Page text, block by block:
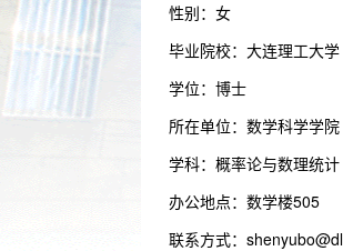
性别：女
毕业院校：大连理工大学
学位：博士
所在单位：数学科学学院
学科：概率论与数理统计
办公地点：数学楼505
联系方式：